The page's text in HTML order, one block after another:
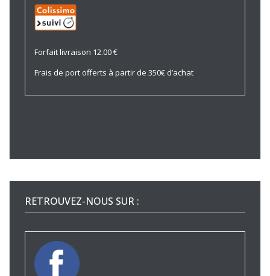
Forfait livraison 12.00 €
Frais de port offerts à partir de 350€ d’achat
RETROUVEZ-NOUS SUR :